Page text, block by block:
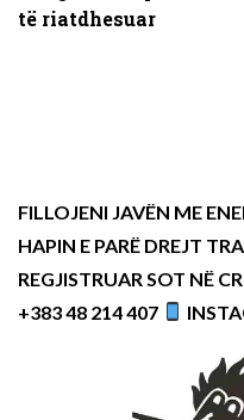
të riatdhesuar
FILLOJENI JAVËN ME
HAPIN E PARË DREJT
REGJISTRUAR SOT NË
+383 48 214 407